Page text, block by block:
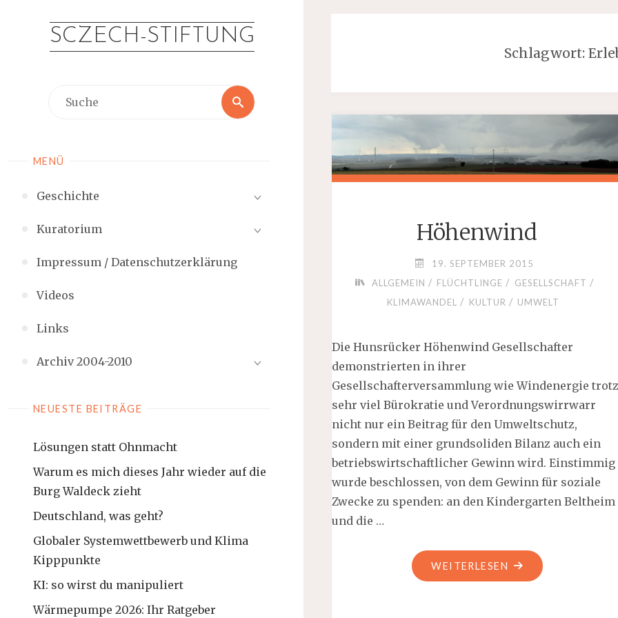
springenSCZECH-STIFTUNG
Suche
Suche
MENÜ
Geschichte
Kuratorium
Impressum / Datenschutzerklärung
Videos
Links
Archiv 2004-2010
NEUESTE BEITRÄGE
Lösungen statt Ohnmacht
Warum es mich dieses Jahr wieder auf die
Burg Waldeck zieht
Deutschland, was geht?
Globaler Systemwettbewerb und Klima
Kipppunkte
KI: so wirst du manipuliert
Wärmepumpe 2026: Ihr Ratgeber
Schlagwort:
Höhenwind
19. SEPTEMBER 2015
ALLGEMEIN / FLÜCHTLINGE / GESELLSCHAFT /
KLIMAWANDEL / KULTUR / UMWELT
Die Hunsrücker Höhenwind Gesellschafter
demonstrierten in ihrer
Gesellschafterversammlung wie Windenergie trotz
sehr viel Bürokratie und Verordnungswirrwarr
nicht nur ein Beitrag für den Umweltschutz,
sondern mit einer grundsoliden Bilanz auch ein
betriebswirtschaftlicher Gewinn wird. Einstimmig
wurde beschlossen, von dem Gewinn für soziale
Zwecke zu spenden: an den Kindergarten Beltheim
und die …
WEITERLESEN "HÖHENWIND"